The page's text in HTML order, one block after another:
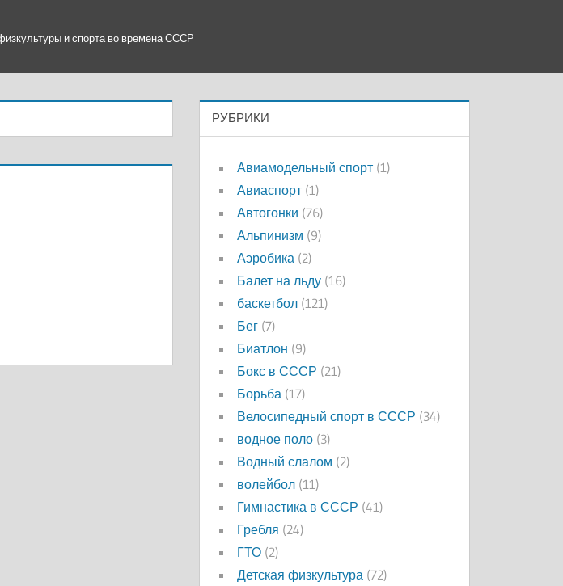
и спорта во времена СССР
РУБРИКИ
Авиамодельный спорт (1)
Авиаспорт (1)
Автогонки (76)
Альпинизм (9)
Аэробика (2)
Балет на льду (16)
баскетбол (121)
Бег (7)
Биатлон (9)
Бокс в СССР (21)
Борьба (17)
Велосипедный спорт в СССР (34)
водное поло (3)
Водный слалом (2)
волейбол (11)
Гимнастика в СССР (41)
Гребля (24)
ГТО (2)
Детская физкультура (72)